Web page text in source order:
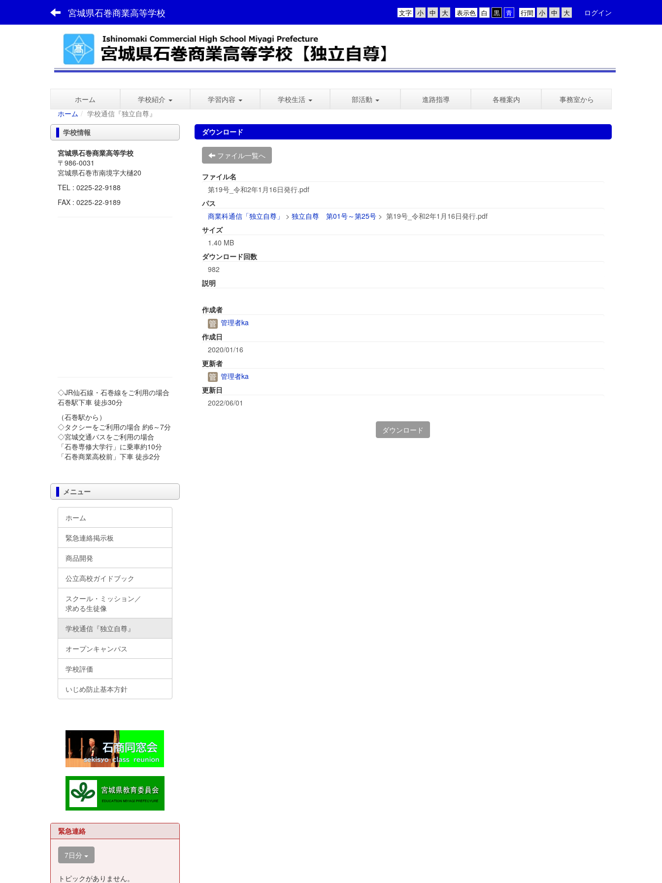
宮城県石巻商業高等学校 行間
表示色
文字 ログイン
ホーム 学校紹介 学習内容 学校生活 部活動 進路指導 各種案内
事務室から
ホーム
学校通信『独立自尊』
ダウンロード
ファイル一覧へ
ファイル名
第19号_令和2年1月16日発行.pdf
パス
商業科通信「独立自尊」
> 独立自尊 第01号～第25号> 第19号_令和2年1月16日発行.pdf
サイズ
1.40 MB
ダウンロード回数
982
説明
作成者
管理者ka
作成日
2020/01/16
更新者
管理者ka
更新日
2022/06/01
ダウンロード
学校情報
宮城県石巻商業高等学校
〒986-0031
宮城県石巻市南境字大樋20
TEL : 0225-22-9188
FAX : 0225-22-9189
◇JR仙石線・石巻線をご利用の場合
石巻駅下車 徒歩30分
（石巻駅から）
◇タクシーをご利用の場合 約6～7分
◇宮城交通バスをご利用の場合
「石巻専修大学行」に乗車約10分
「石巻商業高校前」下車 徒歩2分
メニュー
ホーム
緊急連絡掲示板
商品開発
公立高校ガイドブック
スクール・ミッション／
求める生徒像
学校通信『独立自尊』
オープンキャンパス
学校評価
いじめ防止基本方針
緊急連絡
7日分
トピックがありません。